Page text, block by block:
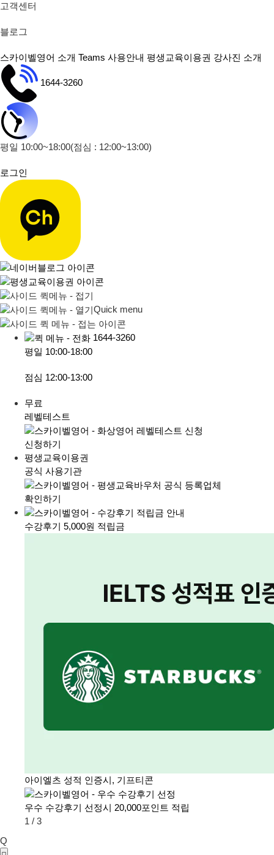
고객센터
블로그
스카이벨영어 소개 Teams 사용안내 평생교육이용권 강사진 소개
1644-3260
평일 10:00~18:00(점심 : 12:00~13:00)
로그인
Quick menu
1644-3260
평일 10:00-18:00
점심 12:00-13:00
무료
레벨테스트
신청하기
평생교육이용권
공식 사용기관
확인하기
수강후기 5,000원 적립금
아이엘츠 성적 인증시, 기프티콘
우수 수강후기 선정시 20,000포인트 적립
1 / 3
Q